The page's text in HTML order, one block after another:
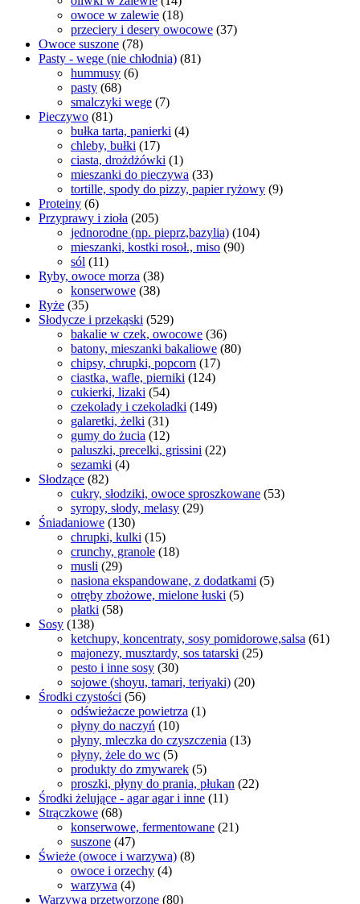
owoce w zalewie (18)
przeciery i desery owocowe (37)
Owoce suszone (78)
Pasty - wege (nie chłodnia) (81)
hummusy (6)
pasty (68)
smalczyki wege (7)
Pieczywo (81)
bułka tarta, panierki (4)
chleby, bułki (17)
ciasta, drożdżówki (1)
mieszanki do pieczywa (33)
tortille, spody do pizzy, papier ryżowy (9)
Proteiny (6)
Przyprawy i zioła (205)
jednorodne (np. pieprz,bazylia) (104)
mieszanki, kostki rosoł., miso (90)
sól (11)
Ryby, owoce morza (38)
konserwowe (38)
Ryże (35)
Słodycze i przekąski (529)
bakalie w czek, owocowe (36)
batony, mieszanki bakaliowe (80)
chipsy, chrupki, popcorn (17)
ciastka, wafle, pierniki (124)
cukierki, lizaki (54)
czekolady i czekoladki (149)
galaretki, żelki (31)
gumy do żucia (12)
paluszki, precelki, grissini (22)
sezamki (4)
Słodzące (82)
cukry, słodziki, owoce sproszkowane (53)
syropy, słody, melasy (29)
Śniadaniowe (130)
chrupki, kulki (15)
crunchy, granole (18)
musli (29)
nasiona ekspandowane, z dodatkami (5)
otręby zbożowe, mielone łuski (5)
płatki (58)
Sosy (138)
ketchupy, koncentraty, sosy pomidorowe,salsa (61)
majonezy, musztardy, sos tatarski (25)
pesto i inne sosy (30)
sojowe (shoyu, tamari, teriyaki) (20)
Środki czystości (56)
odświeżacze powietrza (1)
płyny do naczyń (10)
płyny, mleczka do czyszczenia (13)
płyny, żele do wc (5)
produkty do zmywarek (5)
proszki, płyny do prania, płukan (22)
Środki żelujące - agar agar i inne (11)
Strączkowe (68)
konserwowe, fermentowane (21)
suszone (47)
Świeże (owoce i warzywa) (8)
owoce i orzechy (4)
warzywa (4)
Warzywa przetworzone (80)